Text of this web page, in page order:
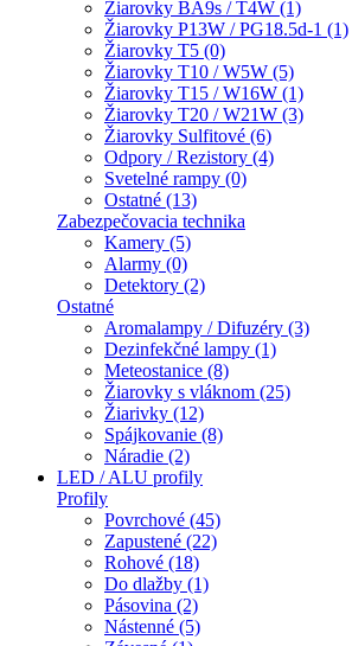
Žiarovky BA9s / T4W (1)
Žiarovky P13W / PG18.5d-1 (1)
Žiarovky T5 (0)
Žiarovky T10 / W5W (5)
Žiarovky T15 / W16W (1)
Žiarovky T20 / W21W (3)
Žiarovky Sulfitové (6)
Odpory / Rezistory (4)
Svetelné rampy (0)
Ostatné (13)
Zabezpečovacia technika
Kamery (5)
Alarmy (0)
Detektory (2)
Ostatné
Aromalampy / Difuzéry (3)
Dezinfekčné lampy (1)
Meteostanice (8)
Žiarovky s vláknom (25)
Žiarivky (12)
Spájkovanie (8)
Náradie (2)
LED / ALU profily
Profily
Povrchové (45)
Zapustené (22)
Rohové (18)
Do dlažby (1)
Pásovina (2)
Nástenné (5)